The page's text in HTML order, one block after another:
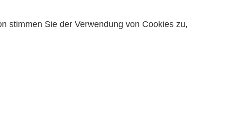
stimmen Sie der Verwendung von Cookies zu,